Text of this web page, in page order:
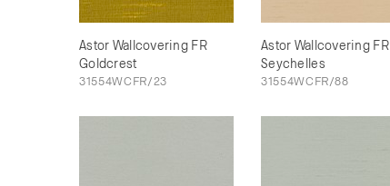
Astor Wallcovering FR
Goldcrest
31554WCFR/23
Astor Wallcovering FR
Seychelles
31554WCFR/88